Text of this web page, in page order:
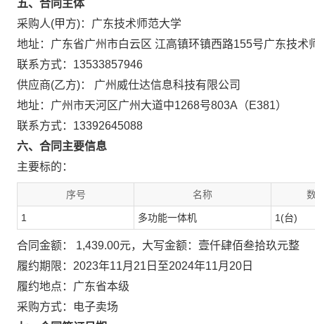
五、合同主体
采购人(甲方)：广东技术师范大学
地址：广东省广州市白云区 江高镇环镇西路155号广东技术
联系方式：13533857946
供应商(乙方)： 广州威仕达信息科技有限公司
地址：广州市天河区广州大道中1268号803A（E381）
联系方式：13392645088
六、合同主要信息
主要标的：
序号 名称
1 多功能一体机 1(台)
合同金额： 1,439.00元，大写金额：壹仟肆佰叁拾玖元整
履约期限：2023年11月21日至2024年11月20日
履约地点：广东省本级
采购方式：电子卖场